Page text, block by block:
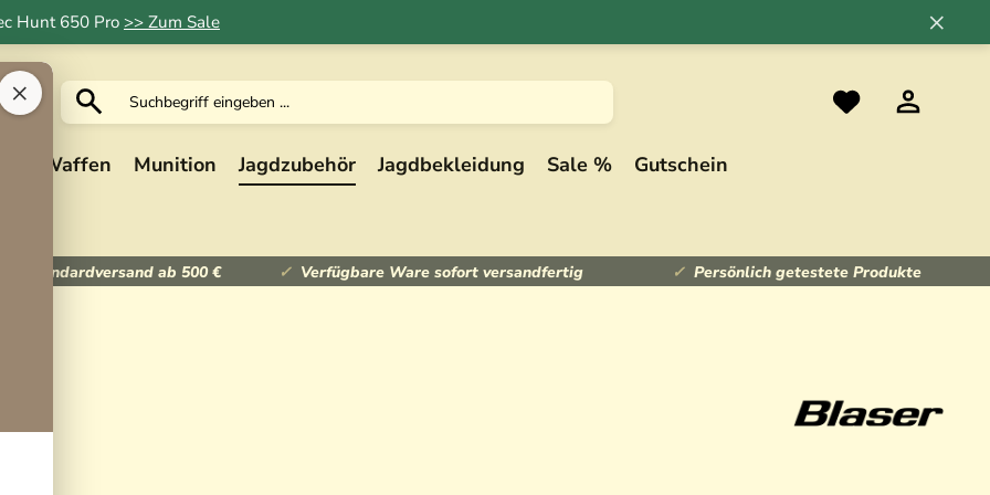
Hunt 650 Pro >> Zum Sale
×
×
Waffen Munition Jagdzubehör Jagdbekleidung Sale % Gutschein
Standardversand ab 500 € Verfügbare Ware sofort versandfertig Persönlich getestete Produkte